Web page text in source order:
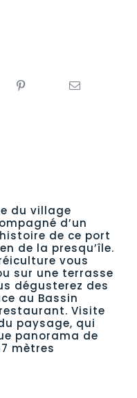
du village
d’un
de ce port
de la presqu’île.
vous
sur une terrasse
dégusterez des
au Bassin
Visite
paysage, qui
panorama de
mètres